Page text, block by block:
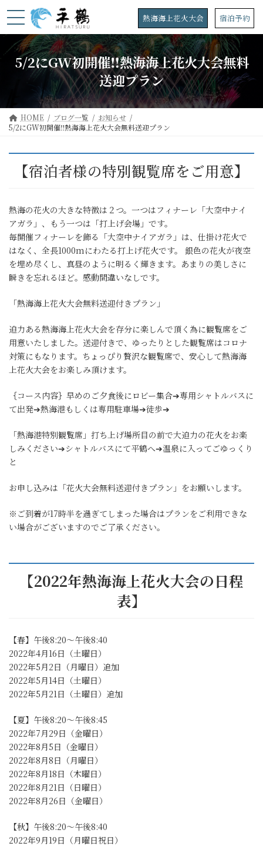
ン
ツ
プ
ビ
シ
動
熱海海上花火大会 宿泊予約
5/2にGW初開催‼熱海海上花火大会無料
送迎プラン
HOME ブログ一覧
お知らせ
5/2にGW初開催‼熱海海上花火大会無料送迎プラン
【宿泊者様の特別観覧席をご用意】
熱海の花火の大きな特徴は２つ。一つはフィナーレ「大空中ナイ
アガラ」、もう一つは「打上げ会場」です。
毎開催フィナーレを飾る「大空中ナイアガラ」は、仕掛け花火で
はなく、全長1000mにわたる打上げ花火です。 銀色の花火が夜空
を埋め尽くし、真昼のように明るく輝きます。あまりの美しさに
瞬きを忘れるほど。感動間違いなしです。
「熱海海上花火大会無料送迎付きプラン」
迫力ある熱海海上花火大会を存分に楽しんで頂く為に観覧席をご
用意いたしました。送迎付きで、ゆったりとした観覧席はコロナ
対策にもなります。ちょっぴり贅沢な観覧席で、安心して熱海海
上花火大会をお楽しみ頂けます。
｛コース内容｝早めのご夕食後にロビー集合➔専用シャトルバスに
て出発➔熱海港もしくは専用駐車場➔徒歩➔
「熱海港特別観覧席」打ち上げ場所目の前で大迫力の花火をお楽
しみください➔シャトルバスにて平鶴へ➔温泉に入ってごゆっくり
と
お申し込みは「花火大会無料送迎付きプラン」をお願いします。
※ご到着が17時半を過ぎてしまった場合はプランをご利用できな
い場合がございますのでご了承ください。
【2022年熱海海上花火大会の日程
表】
【春】午後8:20～午後8:40
2022年4月16日（土曜日）
2022年5月2日（月曜日）追加
2022年5月14日（土曜日）
2022年5月21日（土曜日）追加
【夏】午後8:20～午後8:45
2022年7月29日（金曜日）
2022年8月5日（金曜日）
2022年8月8日（月曜日）
2022年8月18日（木曜日）
2022年8月21日（日曜日）
2022年8月26日（金曜日）
【秋】午後8:20～午後8:40
2022年9月19日（月曜日祝日）